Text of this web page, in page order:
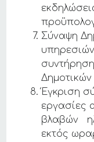
Σύναψη
Έγκριση
εργασίες
βλαβών
εκτός